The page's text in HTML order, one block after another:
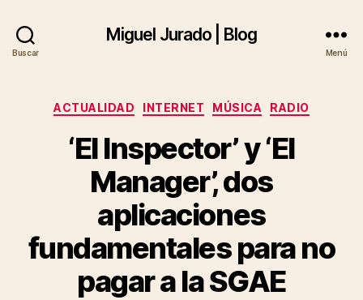
Buscar
Miguel Jurado | Blog
Menú
Categorías
ACTUALIDAD INTERNET MÚSICA RADIO
‘El Inspector’ y ‘El
Manager’, dos
aplicaciones
fundamentales para no
pagar a la SGAE